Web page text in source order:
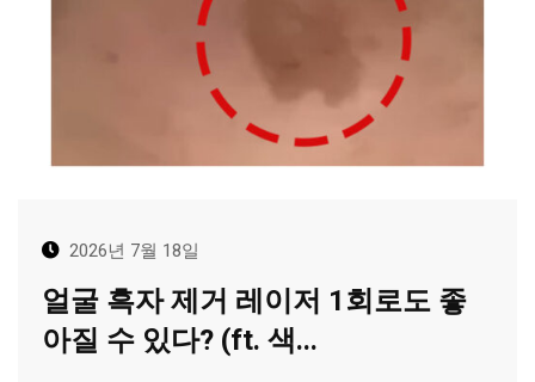
2026년 7월 18일
얼굴 흑자 제거 레이저 1회로도 좋
아질 수 있다? (ft. 색...